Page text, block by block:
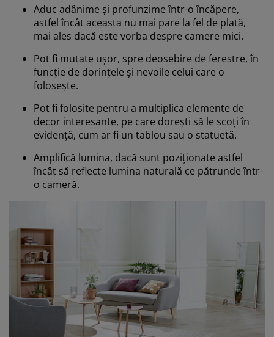
Aduc adânime și profunzime într-o încăpere,
astfel încât aceasta nu mai pare la fel de plată,
mai ales dacă este vorba despre camere mici.
Pot fi mutate ușor, spre deosebire de ferestre, în
funcție de dorințele și nevoile celui care o
folosește.
Pot fi folosite pentru a multiplica elemente de
decor interesante, pe care dorești să le scoți în
evidență, cum ar fi un tablou sau o statuetă.
Amplifică lumina, dacă sunt poziționate astfel
încât să reflecte lumina naturală ce pătrunde într-
o cameră.